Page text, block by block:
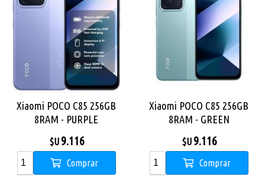
Xiaomi POCO C85 256GB
8RAM - PURPLE
$U 9.116
Comprar
Xiaomi POCO C85 256GB
8RAM - GREEN
$U 9.116
Comprar